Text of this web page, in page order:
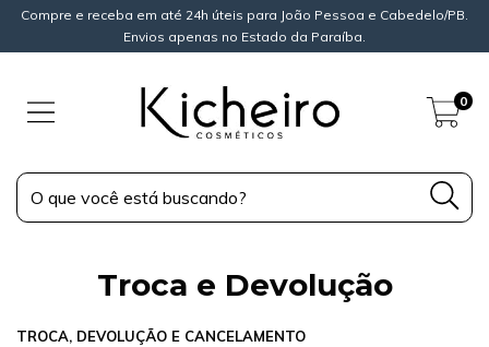
Compre e receba em até 24h úteis para João Pessoa e Cabedelo/PB.
Envios apenas no Estado da Paraíba.
0
Troca e Devolução
TROCA, DEVOLUÇÃO E CANCELAMENTO